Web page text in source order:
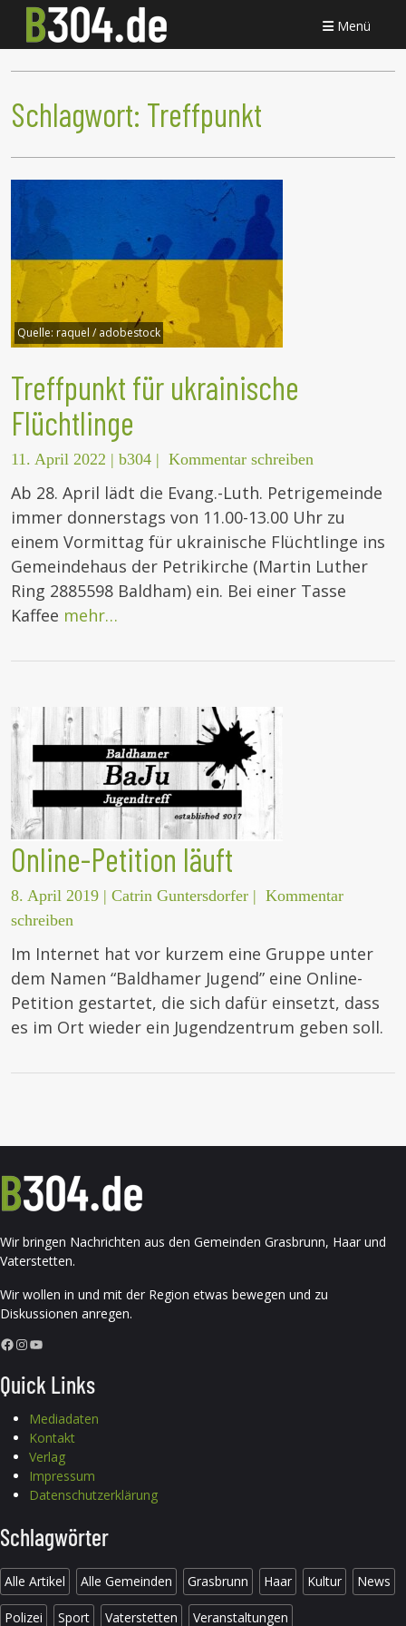
Menü
Schlagwort: Treffpunkt
Quelle: raquel / adobestock
Treffpunkt für ukrainische
Flüchtlinge
11. April 2022 | b304 | Kommentar schreiben
Ab 28. April lädt die Evang.-Luth. Petrigemeinde
immer donnerstags von 11.00-13.00 Uhr zu
einem Vormittag für ukrainische Flüchtlinge ins
Gemeindehaus der Petrikirche (Martin Luther
Ring 2885598 Baldham) ein. Bei einer Tasse
Kaffee mehr…
Online-Petition läuft
8. April 2019 | Catrin Guntersdorfer | Kommentar
schreiben
Im Internet hat vor kurzem eine Gruppe unter
dem Namen “Baldhamer Jugend” eine Online-
Petition gestartet, die sich dafür einsetzt, dass
es im Ort wieder ein Jugendzentrum geben soll.
Wir bringen Nachrichten aus den Gemeinden Grasbrunn, Haar und
Vaterstetten.
Wir wollen in und mit der Region etwas bewegen und zu
Diskussionen anregen.
Facebook InstagramYouTube
Quick Links
Mediadaten
Kontakt
Verlag
Impressum
Datenschutzerklärung
Schlagwörter
Alle Artikel Alle Gemeinden Grasbrunn Haar Kultur News
Polizei Sport Vaterstetten Veranstaltungen